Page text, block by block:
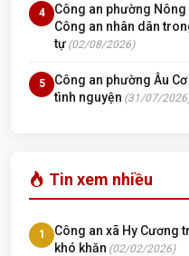
4
Công an phường
Công an nhân dân
tự (02/08/2026)
5
Công an phường Âu
tình nguyện (31/07/
Tin xem nhiều
1
Công an xã Hy Cương
khó khăn (02/02/2026)